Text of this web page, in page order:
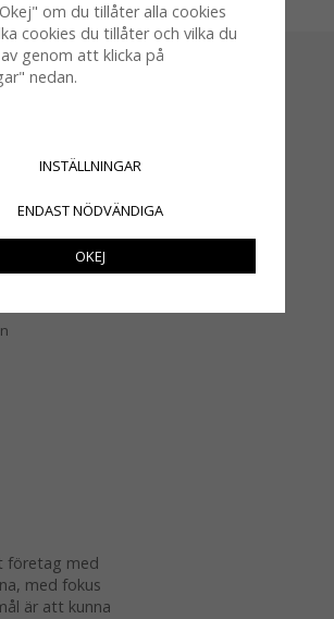
kontakta vår
företag med
med fokus
är att kunna
om du tillåter alla cookies
cookies du tillåter och vilka du
genom att klicka på
nedan.
INSTÄLLNINGAR
ENDAST NÖDVÄNDIGA
OKEJ